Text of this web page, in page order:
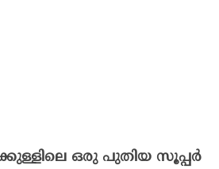
ഒരു പുതിയ സൂപ്പർ